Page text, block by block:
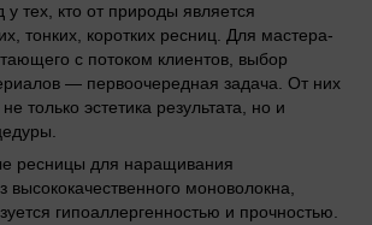
у тех, кто от природы является
тонких, коротких ресниц. Для мастера-
с потоком клиентов, выбор
— первоочередная задача. От них
только эстетика результата, но и
ресницы для наращивания
высококачественного моноволокна,
гипоаллергенностью и прочностью.